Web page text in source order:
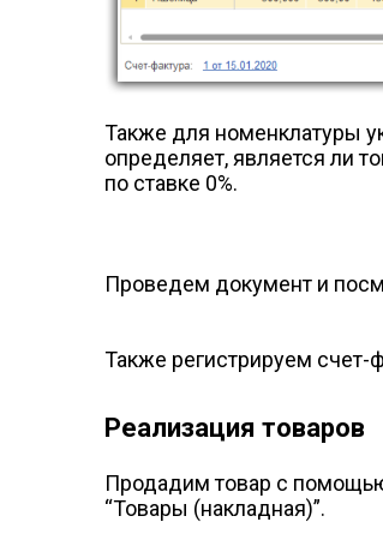
Также для номенклатуры
определяет, является ли
по ставке 0%.
Проведем документ и
Также регистрируем счет-
Реализация товаров
Продадим товар с
“Товары (накладная)”.